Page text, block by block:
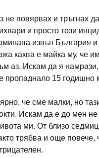
не повярвах и тръгнах
и просто този
извън България
каква е майка му, че
аз. Искам да я
пропаднало 15 годишно
че сме малки, но
Искам да е до мен не
ми. От близо
трябва и още